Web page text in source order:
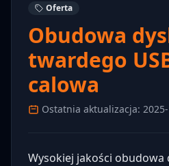
Oferta
Obudowa
twardego
calowa
Ostatnia aktualizacja: 2025-
Wysokiej jakości obudowa